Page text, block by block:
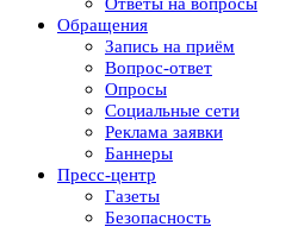
Ответы на вопросы
Обращения
Запись на приём
Вопрос-ответ
Опросы
Социальные сети
Реклама заявки
Баннеры
Пресс-центр
Газеты
Безопасность